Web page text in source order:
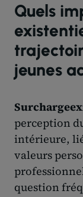
Quels
jeunes
perception
intérieure,
valeurs
question